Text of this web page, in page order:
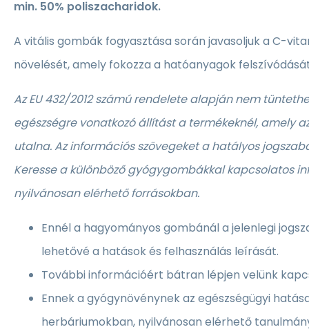
min. 50% poliszacharidok.
A vitális gombák fogyasztása során javasoljuk a C-
növelését, amely fokozza a hatóanyagok
Az EU 432/2012 számú rendelete alapján nem
egészségre vonatkozó állítást a termékeknél, amely
utalna. Az információs szövegeket a hatályos
Keresse a különböző gyógygombákkal kapcsolatos
nyilvánosan elérhető forrásokban.
Ennél a hagyományos gombánál a jelenlegi
lehetővé a hatások és felhasználás leírását.
További információért bátran lépjen velünk
Ennek a gyógynövénynek az egészségügyi
herbáriumokban, nyilvánosan elérhető